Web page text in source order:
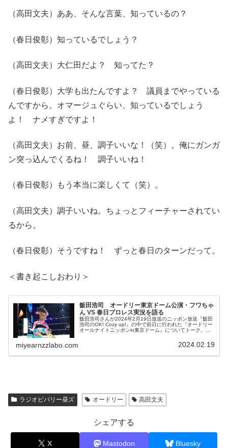
（高田文夫）ああ、そんな言葉、知っているの？
（春日俊彰）知っているでしょう？
（高田文夫）大仁田だよ？ 知ってた？
（春日俊彰）大学も出たんですよ？ 議員までやっている
んですから。オマージュぐらい、知っているでしょう
よ！ ナメすぎですよ！
（高田文夫）お前、昼、調子いいな！（笑）。俺にガンガ
ン突っ込んでくるね！ 調子いいね！
（春日俊彰）もう本当に楽しくて（笑）。
（高田文夫）調子いいね。ちょっとフィーチャーされてい
るから。
（春日俊彰）そうですね！ ずっと春日のターンだって。
＜書き起こしおわり＞
飯田浩司 オードリー東京ドーム公演・フワちゃ
ん VS 春日プロレス実況を語る
飯田浩司さんが2024年2月19日放送のニッポン放送『飯田
浩司のOK! Cozy up!』の中で前日に行われた『オードリー
オールナイトニッポンin東京ドーム』についてトーク。フ
miyearnzzlabo.com 2024.02.19
ラジオビバリー昼ズ オードリー 高田文夫
シェアする
X Mastodon Bluesky